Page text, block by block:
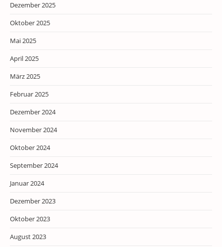
Dezember 2025
Oktober 2025
Mai 2025
April 2025
März 2025
Februar 2025
Dezember 2024
November 2024
Oktober 2024
September 2024
Januar 2024
Dezember 2023
Oktober 2023
August 2023